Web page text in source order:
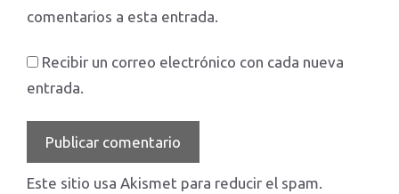
comentarios a esta entrada.
Recibir un correo electrónico con cada nueva
entrada.
Este sitio usa Akismet para reducir el spam.